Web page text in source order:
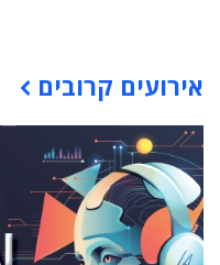
אירועים קרובים